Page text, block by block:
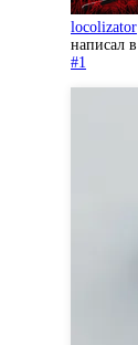
locolizator
написал в
#1